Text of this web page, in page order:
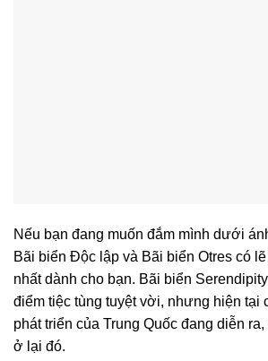
Nếu bạn đang muốn đắm mình dưới
Bãi biển Độc lập và Bãi biển Otres có
nhất dành cho bạn. Bãi biển
điểm tiệc tùng tuyệt vời, nhưng hiện tại
phát triển của Trung Quốc đang diễn
ở lại đó.